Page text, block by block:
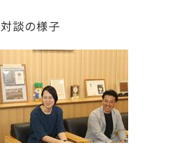
対談の様子